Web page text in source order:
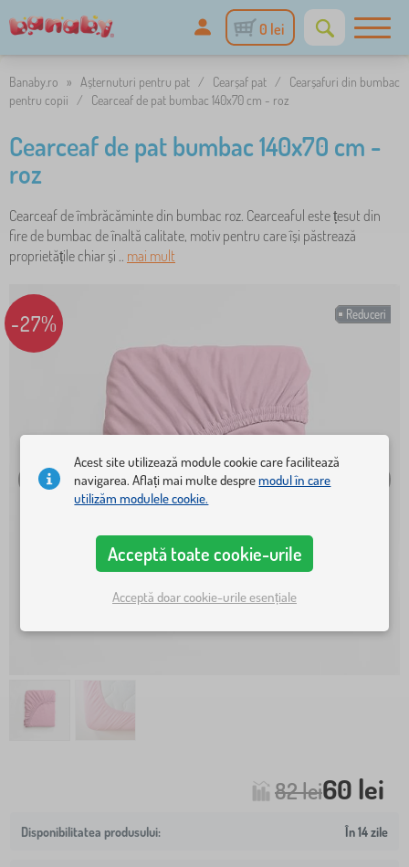
0 lei
Banaby.ro » Așternuturi pentru pat / Cearșaf pat /
Cearșafuri din bumbac
pentru copii
/ Cearceaf de pat bumbac 140x70 cm - roz
Cearceaf de pat bumbac 140x70 cm -
roz
Cearceaf de îmbrăcăminte din bumbac roz. Cearceaful este țesut din
fire de bumbac de înaltă calitate, motiv pentru care își păstrează
proprietățile chiar și .. mai mult
Reduceri
-27%
82 lei60 lei
În 14 zile
Acest site utilizează module cookie care facilitează
navigarea. Aflați mai multe despremodul în care
utilizăm modulele cookie.
Acceptă toate cookie-urile
Acceptă doar cookie-urile esențiale